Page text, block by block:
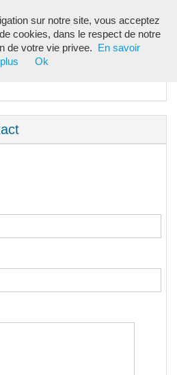
sur notre site, vous acceptez
cookies, dans le respect de notre
de votre vie privee.
En savoir
plus
Ok